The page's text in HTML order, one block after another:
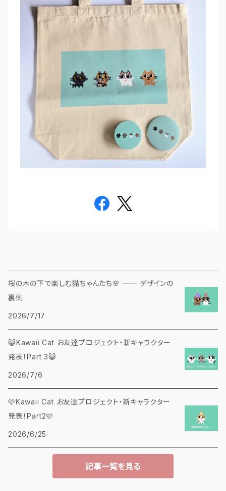
桜の木の下で楽しむ猫ちゃんたち🌸 ── デザインの
裏側
2026/7/17
😺Kawaii Cat お友達プロジェクト・新キャラクター
発表！Part 3😺
2026/7/6
🩷Kawaii Cat お友達プロジェクト・新キャラクター
発表！Part2🩷
2026/6/25
記事一覧を見る